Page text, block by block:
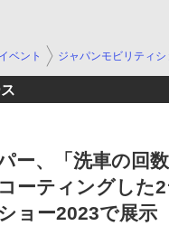
イベント ジャパンモビリティシ
ー、「洗車の回
ーティングした
ョー2023で展示